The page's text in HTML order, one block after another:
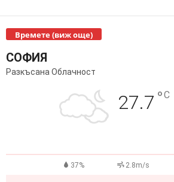
Времете (виж още)
СОФИЯ
Разкъсана Облачност
27.7 °C
37% 2.8m/s